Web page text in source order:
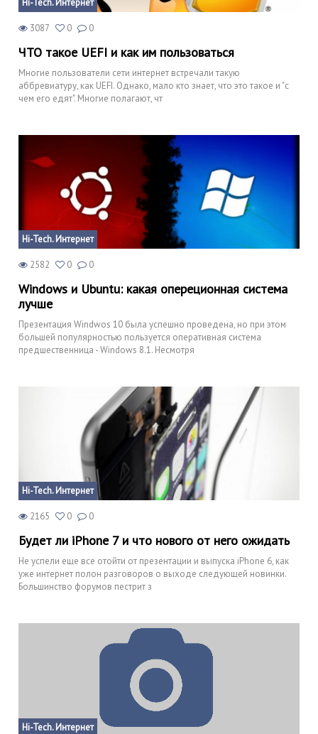
Hi-Tech. Интернет
3087 0 0
ЧТО такое UEFI и как им пользоваться
Многие пользователи сети интернет встречали такую
аббревиатуру, как UEFI. Однако, мало кто знает, что это такое и "с
чем его едят". Многие полагают, чт
Hi-Tech. Интернет
2582 0 0
Windows и Ubuntu: какая опереционная система
лучше
Презентация Windwos 10 была успешно проведена, но при этом
большей популярностью пользуется оперативная система
предшественница - Windows 8.1. Несмотря
Hi-Tech. Интернет
2165 0 0
Будет ли iPhone 7 и что нового от него ожидать
Не успели еще все отойти от презентации и выпуска iPhone 6, как
уже интернет полон разговоров о выходе следующей новинки.
Большинство форумов пестрит з
Hi-Tech. Интернет